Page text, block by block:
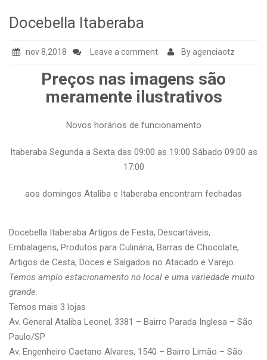
Docebella Itaberaba
nov 8,2018 Leave a comment By agenciaotz
Preços nas imagens são
meramente ilustrativos
Novos horários de funcionamento
Itaberaba Segunda a Sexta das 09:00 as 19:00 Sábado 09:00 as
17:00
aos domingos Ataliba e Itaberaba encontram fechadas
Docebella Itaberaba Artigos de Festa, Descartáveis,
Embalagens, Produtos para Culinária, Barras de Chocolate,
Artigos de Cesta, Doces e Salgados no Atacado e Varejo.
Temos amplo estacionamento no local e uma variedade muito
grande.
Temos mais 3 lojas
Av. General Ataliba Leonel, 3381 – Bairro Parada Inglesa – São
Paulo/SP
Av. Engenheiro Caetano Alvares, 1540 – Bairro Limão – São